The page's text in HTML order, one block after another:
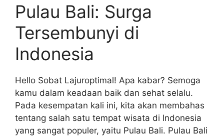
Pulau Bali: Surga
Tersembunyi di
Indonesia
Hello Sobat Lajuroptimal! Apa kabar? Semoga
kamu dalam keadaan baik dan sehat selalu.
Pada kesempatan kali ini, kita akan membahas
tentang salah satu tempat wisata di Indonesia
yang sangat populer, yaitu Pulau Bali. Pulau Bali